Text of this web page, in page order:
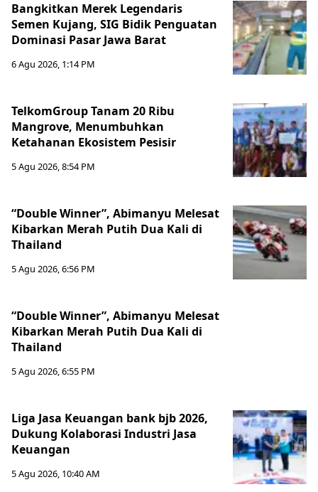
Bangkitkan Merek Legendaris
Semen Kujang, SIG Bidik Penguatan
Dominasi Pasar Jawa Barat
6 Agu 2026, 1:14 PM
TelkomGroup Tanam 20 Ribu
Mangrove, Menumbuhkan
Ketahanan Ekosistem Pesisir
5 Agu 2026, 8:54 PM
“Double Winner”, Abimanyu Melesat
Kibarkan Merah Putih Dua Kali di
Thailand
5 Agu 2026, 6:56 PM
“Double Winner”, Abimanyu Melesat
Kibarkan Merah Putih Dua Kali di
Thailand
5 Agu 2026, 6:55 PM
Liga Jasa Keuangan bank bjb 2026,
Dukung Kolaborasi Industri Jasa
Keuangan
5 Agu 2026, 10:40 AM